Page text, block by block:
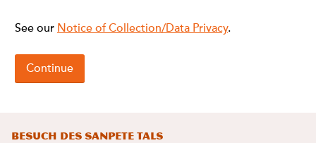
Besuch des Sanpete Tals